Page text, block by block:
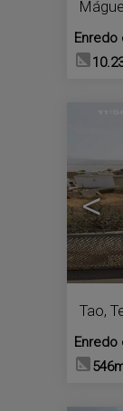
Enredo
<
Tao,
Enredo